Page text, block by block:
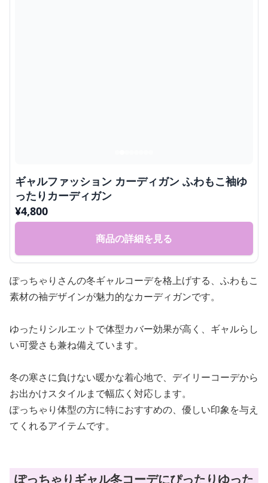
ギャルファッション カーディガン ふわもこ袖ゆ
ったりカーディガン
¥4,800
商品の詳細を見る
ぽっちゃりさんの冬ギャルコーデを格上げする、ふわもこ
素材の袖デザインが魅力的なカーディガンです。
ゆったりシルエットで体型カバー効果が高く、ギャルらし
い可愛さも兼ね備えています。
冬の寒さに負けない暖かな着心地で、デイリーコーデから
お出かけスタイルまで幅広く対応します。
ぽっちゃり体型の方に特におすすめの、優しい印象を与え
てくれるアイテムです。
ぽっちゃりギャル冬コーデにぴったりゆった